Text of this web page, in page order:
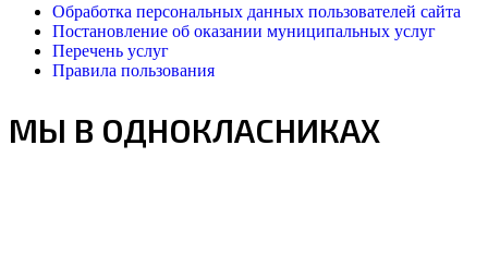
Обработка персональных данных пользователей сайта
Постановление об оказании муниципальных услуг
Перечень услуг
Правила пользования
МЫ В ОДНОКЛАСНИКАХ